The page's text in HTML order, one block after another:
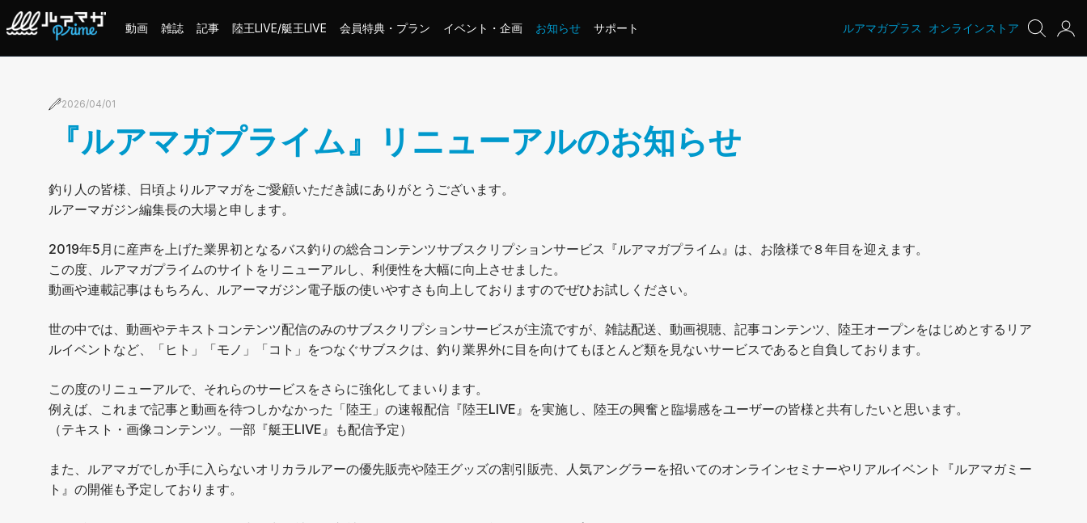
動画 雑誌 記事 陸王LIVE/艇王LIVE 会員特典・プラン イベント・企画 お知らせ サポート ルアマガプラス オンラインストア
2026/04/01
『ルアマガプライム』リニューアルのお知らせ
釣り人の皆様、日頃よりルアマガをご愛顧いただき誠にありがとうございます。
ルアーマガジン編集長の大場と申します。
2019年5月に産声を上げた業界初となるバス釣りの総合コンテンツサブスクリプションサービス『ルアマガプライム』は、お陰様で８年目を迎えます。
この度、ルアマガプライムのサイトをリニューアルし、利便性を大幅に向上させました。
動画や連載記事はもちろん、ルアーマガジン電子版の使いやすさも向上しておりますのでぜひお試しください。
世の中では、動画やテキストコンテンツ配信のみのサブスクリプションサービスが主流ですが、雑誌配送、動画視聴、記事コンテンツ、陸王オープンをはじめとするリア
ルイベントなど、「ヒト」「モノ」「コト」をつなぐサブスクは、釣り業界外に目を向けてもほとんど類を見ないサービスであると自負しております。
この度のリニューアルで、それらのサービスをさらに強化してまいります。
例えば、これまで記事と動画を待つしかなかった「陸王」の速報配信『陸王LIVE』を実施し、陸王の興奮と臨場感をユーザーの皆様と共有したいと思います。
（テキスト・画像コンテンツ。一部『艇王LIVE』も配信予定）
また、ルアマガでしか手に入らないオリカラルアーの優先販売や陸王グッズの割引販売、人気アングラーを招いてのオンラインセミナーやリアルイベント『ルアマガミー
ト』の開催も予定しております。